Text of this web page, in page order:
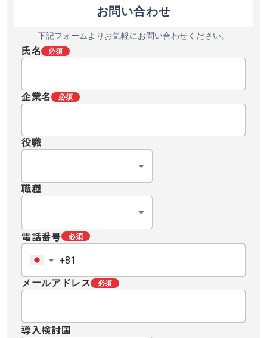
お問い合わせ
下記フォームよりお気軽にお問い合わせください。
氏名 必須
企業名 必須
役職
職種
電話番号 必須
メールアドレス 必須
導入検討国